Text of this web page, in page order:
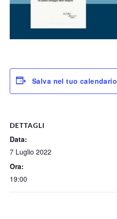
Salva nel tuo calendario
DETTAGLI
Data:
7 Luglio 2022
Ora:
19:00